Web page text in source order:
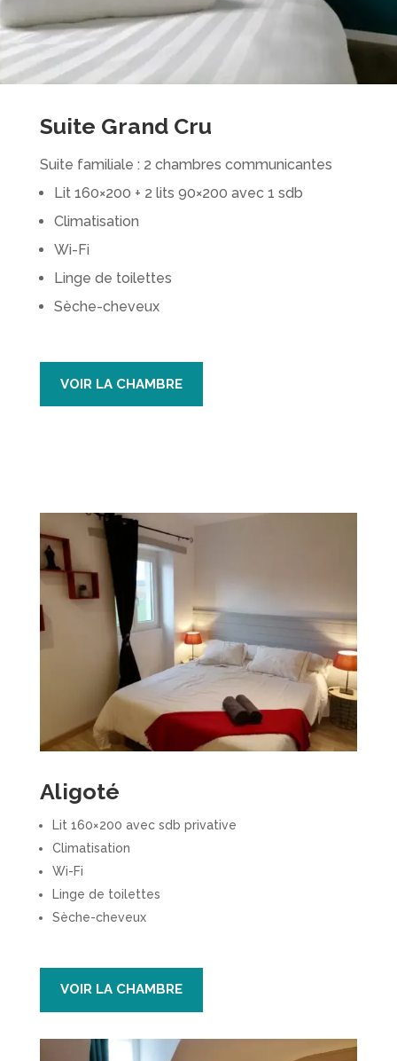
Suite Grand Cru
Suite familiale : 2 chambres communicantes
Lit 160×200 + 2 lits 90×200 avec 1 sdb
Climatisation
Wi-Fi
Linge de toilettes
Sèche-cheveux
VOIR LA CHAMBRE
Aligoté
Lit 160×200 avec sdb privative
Climatisation
Wi-Fi
Linge de toilettes
Sèche-cheveux
VOIR LA CHAMBRE